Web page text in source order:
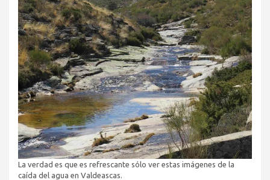
La verdad es que es refrescante sólo ver estas imágenes de la
caída del agua en Valdeascas.